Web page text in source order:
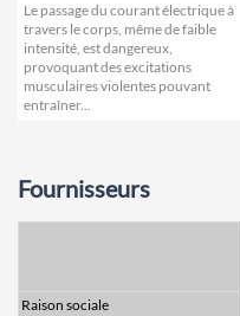
Le passage du courant électrique à
travers le corps, même de faible
intensité, est dangereux,
provoquant des excitations
musculaires violentes pouvant
entraîner...
Fournisseurs